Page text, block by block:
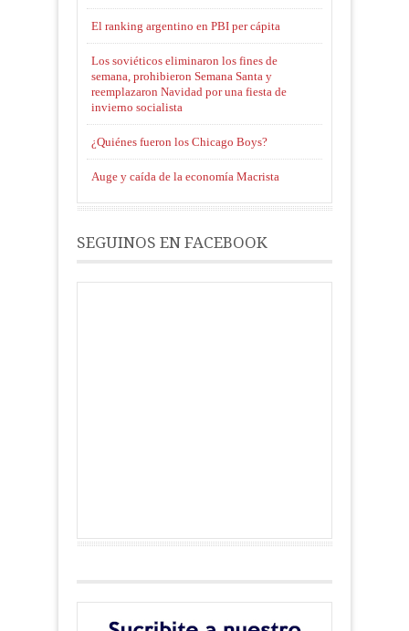
El ranking argentino en PBI per cápita
Los soviéticos eliminaron los fines de
semana, prohibieron Semana Santa y
reemplazaron Navidad por una fiesta de
invierno socialista
¿Quiénes fueron los Chicago Boys?
Auge y caída de la economía Macrista
SEGUINOS EN FACEBOOK